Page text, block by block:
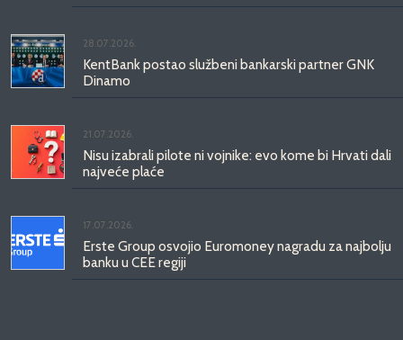
28.07.2026.
KentBank postao službeni bankarski partner GNK
Dinamo
21.07.2026.
Nisu izabrali pilote ni vojnike: evo kome bi Hrvati dali
najveće plaće
17.07.2026.
Erste Group osvojio Euromoney nagradu za najbolju
banku u CEE regiji